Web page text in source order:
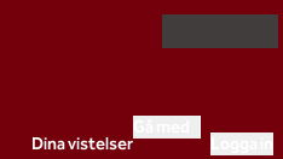
Dina vistelser